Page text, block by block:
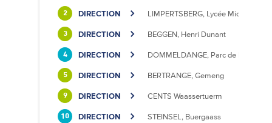
2 DIRECTION LIMPERTSBERG, Lycée Michel
3 DIRECTION BEGGEN, Henri Dunant
4 DIRECTION DOMMELDANGE, Parc de l'Europe
5 DIRECTION BERTRANGE, Gemeng
9 DIRECTION CENTS Waassertuerm
10 DIRECTION STEINSEL, Buergaass